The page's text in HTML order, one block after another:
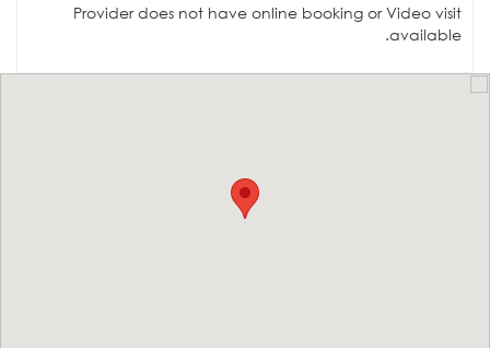
Provider does not have online booking or Video visit
available.